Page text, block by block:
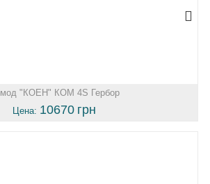
"КОЕН" КОМ 4S Гербор
Цена: 10670 грн